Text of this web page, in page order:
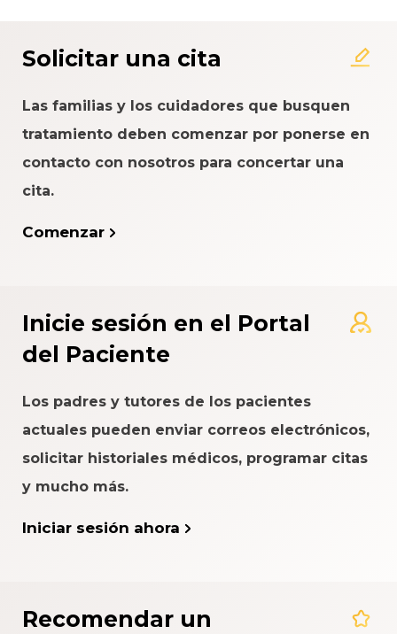
del Paciente
Solicitar una cita
Las familias y los cuidadores que busquen
tratamiento deben comenzar por ponerse en
contacto con nosotros para concertar una
cita.
Comenzar
Inicie sesión en el Portal
del Paciente
Los padres y tutores de los pacientes
actuales pueden enviar correos electrónicos,
solicitar historiales médicos, programar citas
y mucho más.
Iniciar sesión ahora
Recomendar un